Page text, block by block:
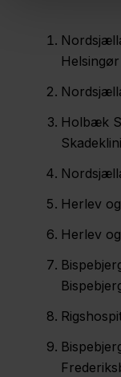
Helsingør
Holbæk
Herlev
Herlev